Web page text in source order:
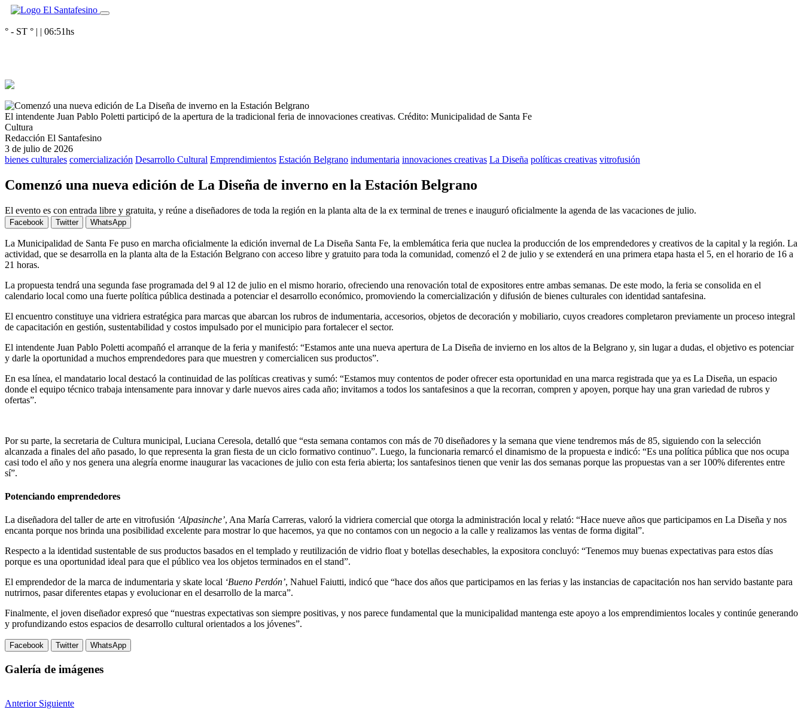
° - ST ° | | 06:51hs
El intendente Juan Pablo Poletti participó de la apertura de la tradicional feria de innovaciones creativas. Crédito: Municipalidad de Santa Fe
Cultura
Redacción El Santafesino
3 de julio de 2026
bienes culturales comercialización Desarrollo Cultural Emprendimientos Estación Belgrano indumentaria innovaciones creativas La Diseña políticas creativas vitrofusión
Comenzó una nueva edición de La Diseña de inverno en la Estación Belgrano
El evento es con entrada libre y gratuita, y reúne a diseñadores de toda la región en la planta alta de la ex terminal de trenes e inauguró oficialmente la agenda de las vacaciones de julio.
Facebook Twitter WhatsApp
La Municipalidad de Santa Fe puso en marcha oficialmente la edición invernal de La Diseña Santa Fe, la emblemática feria que nuclea la producción de los emprendedores y creativos de la capital y la región. La
actividad, que se desarrolla en la planta alta de la Estación Belgrano con acceso libre y gratuito para toda la comunidad, comenzó el 2 de julio y se extenderá en una primera etapa hasta el 5, en el horario de 16 a
21 horas.
La propuesta tendrá una segunda fase programada del 9 al 12 de julio en el mismo horario, ofreciendo una renovación total de expositores entre ambas semanas. De este modo, la feria se consolida en el
calendario local como una fuerte política pública destinada a potenciar el desarrollo económico, promoviendo la comercialización y difusión de bienes culturales con identidad santafesina.
El encuentro constituye una vidriera estratégica para marcas que abarcan los rubros de indumentaria, accesorios, objetos de decoración y mobiliario, cuyos creadores completaron previamente un proceso integral
de capacitación en gestión, sustentabilidad y costos impulsado por el municipio para fortalecer el sector.
El intendente Juan Pablo Poletti acompañó el arranque de la feria y manifestó: “Estamos ante una nueva apertura de La Diseña de invierno en los altos de la Belgrano y, sin lugar a dudas, el objetivo es potenciar
y darle la oportunidad a muchos emprendedores para que muestren y comercialicen sus productos”.
En esa línea, el mandatario local destacó la continuidad de las políticas creativas y sumó: “Estamos muy contentos de poder ofrecer esta oportunidad en una marca registrada que ya es La Diseña, un espacio
donde el equipo técnico trabaja intensamente para innovar y darle nuevos aires cada año; invitamos a todos los santafesinos a que la recorran, compren y apoyen, porque hay una gran variedad de rubros y
ofertas”.
Por su parte, la secretaria de Cultura municipal, Luciana Ceresola, detalló que “esta semana contamos con más de 70 diseñadores y la semana que viene tendremos más de 85, siguiendo con la selección
alcanzada a finales del año pasado, lo que representa la gran fiesta de un ciclo formativo continuo”. Luego, la funcionaria remarcó el dinamismo de la propuesta e indicó: “Es una política pública que nos ocupa
casi todo el año y nos genera una alegría enorme inaugurar las vacaciones de julio con esta feria abierta; los santafesinos tienen que venir las dos semanas porque las propuestas van a ser 100% diferentes entre
sí”.
Potenciando emprendedores
La diseñadora del taller de arte en vitrofusión ‘Alpasinche’, Ana María Carreras, valoró la vidriera comercial que otorga la administración local y relató: “Hace nueve años que participamos en La Diseña y nos
encanta porque nos brinda una posibilidad excelente para mostrar lo que hacemos, ya que no contamos con un negocio a la calle y realizamos las ventas de forma digital”.
Respecto a la identidad sustentable de sus productos basados en el templado y reutilización de vidrio float y botellas desechables, la expositora concluyó: “Tenemos muy buenas expectativas para estos días
porque es una oportunidad ideal para que el público vea los objetos terminados en el stand”.
El emprendedor de la marca de indumentaria y skate local ‘Bueno Perdón’, Nahuel Faiutti, indicó que “hace dos años que participamos en las ferias y las instancias de capacitación nos han servido bastante para
nutrirnos, pasar diferentes etapas y evolucionar en el desarrollo de la marca”.
Finalmente, el joven diseñador expresó que “nuestras expectativas son siempre positivas, y nos parece fundamental que la municipalidad mantenga este apoyo a los emprendimientos locales y continúe generando
y profundizando estos espacios de desarrollo cultural orientados a los jóvenes”.
Facebook Twitter WhatsApp
Galería de imágenes
Anterior Siguiente